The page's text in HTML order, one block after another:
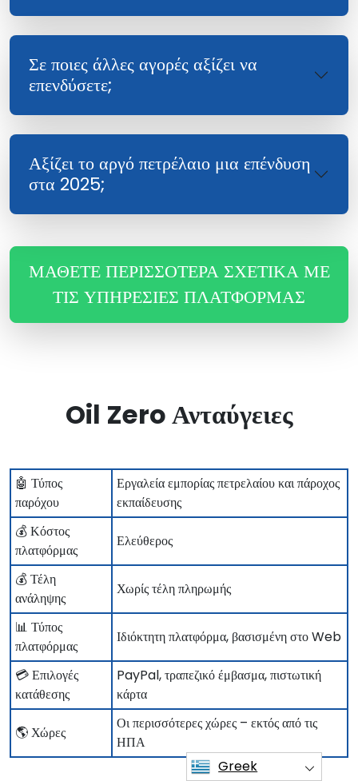
Σε ποιες άλλες αγορές αξίζει να
επενδύσετε;
Αξίζει το αργό πετρέλαιο μια επένδυση
στα 2025;
ΜΆΘΕΤΕ ΠΕΡΙΣΣΌΤΕΡΑ ΣΧΕΤΙΚΆ ΜΕ
ΤΙΣ ΥΠΗΡΕΣΊΕΣ ΠΛΑΤΦΌΡΜΑΣ
Oil Zero Ανταύγειες
🤖 Τύπος
παρόχου
Εργαλεία εμπορίας πετρελαίου και πάροχος
εκπαίδευσης
💰 Κόστος
πλατφόρμας
Ελεύθερος
💰 Τέλη
ανάληψης
Χωρίς τέλη πληρωμής
📊 Τύπος
πλατφόρμας
Ιδιόκτητη πλατφόρμα, βασισμένη στο Web
💳 Επιλογές
κατάθεσης
PayPal, τραπεζικό έμβασμα, πιστωτική
κάρτα
🌎 Χώρες
Οι περισσότερες χώρες – εκτός από τις
ΗΠΑ
Greek